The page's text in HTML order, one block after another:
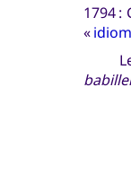
1794 :
«